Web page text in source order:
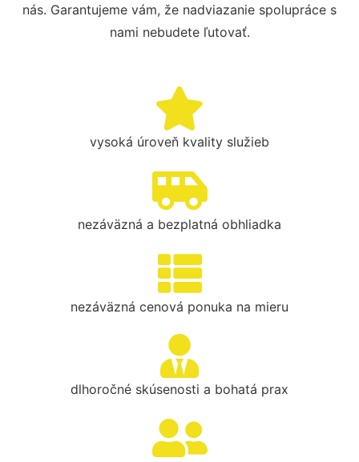
nás. Garantujeme vám, že nadviazanie spolupráce s
nami nebudete ľutovať.
vysoká úroveň kvality služieb
nezáväzná a bezplatná obhliadka
nezáväzná cenová ponuka na mieru
dlhoročné skúsenosti a bohatá prax